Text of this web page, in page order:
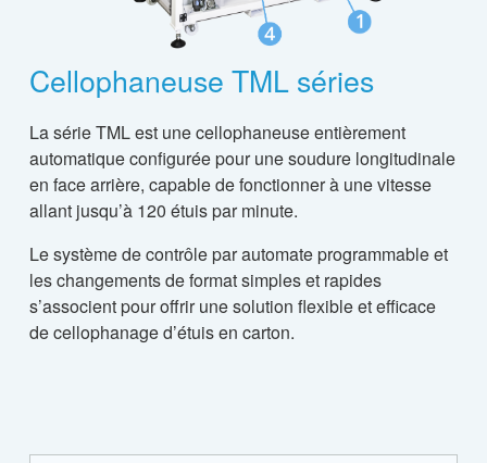
Cellophaneuse TML séries
La série TML est une cellophaneuse entièrement
automatique configurée pour une soudure longitudinale
en face arrière, capable de fonctionner à une vitesse
allant jusqu’à 120 étuis par minute.
Le système de contrôle par automate programmable et
les changements de format simples et rapides
s’associent pour offrir une solution flexible et efficace
de cellophanage d’étuis en carton.